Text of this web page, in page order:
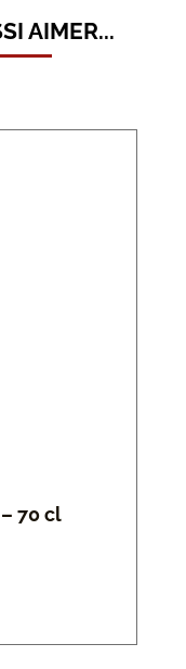
AIMER...
70 cl